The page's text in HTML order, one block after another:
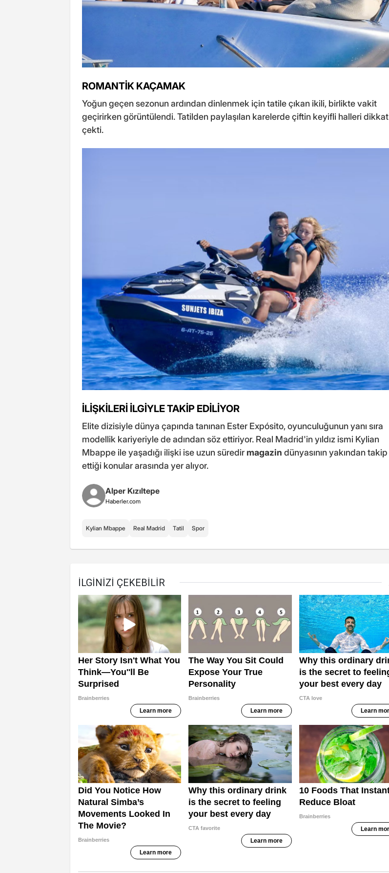
ROMANTİK KAÇAMAK
Yoğun geçen sezonun ardından dinlenmek için tatile çıkan ikili, birlikte vakit
geçirirken görüntülendi. Tatilden paylaşılan karelerde çiftin keyifli halleri dikkat
çekti.
İLİŞKİLERİ İLGİYLE TAKİP EDİLİYOR
Elite dizisiyle dünya çapında tanınan Ester Expósito, oyunculuğunun yanı sıra
modellik kariyeriyle de adından söz ettiriyor. Real Madrid'in yıldız ismi Kylian
Mbappe ile yaşadığı ilişki ise uzun süredir magazin dünyasının yakından takip
ettiği konular arasında yer alıyor.
Alper Kızıltepe
Haberler.com
Kylian Mbappe Real Madrid Tatil Spor